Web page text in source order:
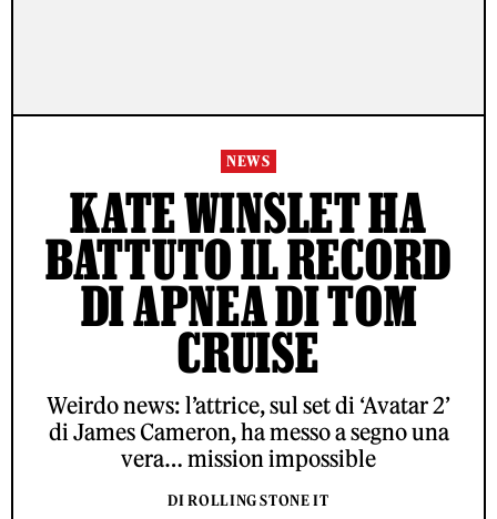
NEWS
KATE WINSLET HA
BATTUTO IL RECORD
DI APNEA DI TOM
CRUISE
Weirdo news: l’attrice, sul set di ‘Avatar 2’
di James Cameron, ha messo a segno una
vera… mission impossible
DI ROLLING STONE IT